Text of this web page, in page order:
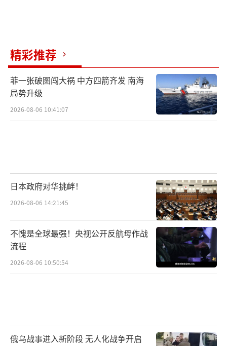
精彩推荐
菲一张破图闯大祸 中方四箭齐发 南海
局势升级
2026-08-06 10:41:07
日本政府对华挑衅！
2026-08-06 14:21:45
不愧是全球最强！央视公开反航母作战
流程
2026-08-06 10:50:54
俄乌战事进入新阶段 无人化战争开启